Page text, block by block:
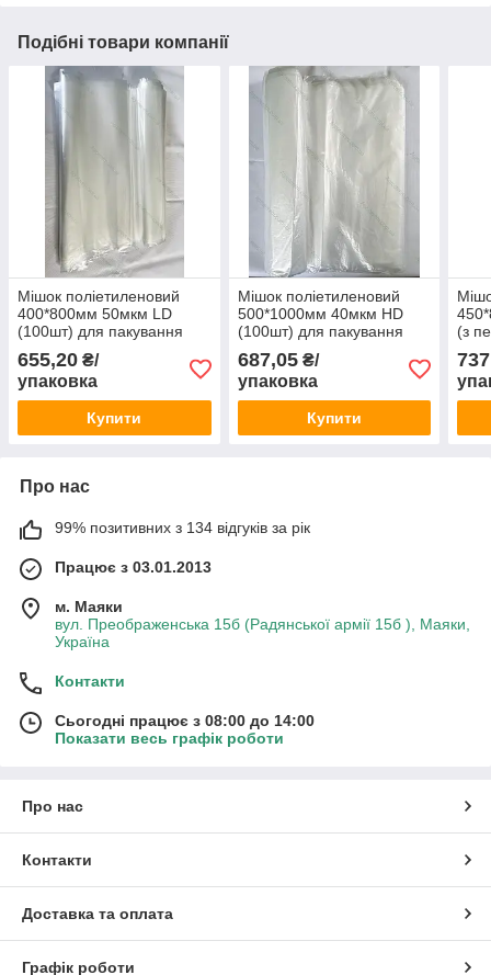
Подібні товари компанії
Мішок поліетиленовий
400*800мм 50мкм LD
(100шт) для пакування
655,20 ₴/
упаковка
Купити
Мішок поліетиленовий
500*1000мм 40мкм HD
(100шт) для пакування
687,05₴/
упаковка
Купити
(з
Про нас
99% позитивних з 134 відгуків за рік
Працює з 03.01.2013
м. Маяки
вул. Преображенська 15б (Радянської армії 15б ), Маяки,
Україна
Контакти
Сьогодні працює з 08:00 до 14:00
Показати весь графік роботи
Про нас
Контакти
Доставка та оплата
Графік роботи